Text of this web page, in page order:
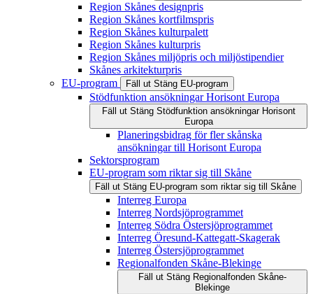
Region Skånes designpris
Region Skånes kortfilmspris
Region Skånes kulturpalett
Region Skånes kulturpris
Region Skånes miljöpris och miljöstipendier
Skånes arkitekturpris
EU-program
Fäll ut Stäng EU-program
Stödfunktion ansökningar Horisont Europa
Fäll ut Stäng Stödfunktion ansökningar Horisont
Europa
Planeringsbidrag för fler skånska
ansökningar till Horisont Europa
Sektorsprogram
EU-program som riktar sig till Skåne
Fäll ut Stäng EU-program som riktar sig till Skåne
Interreg Europa
Interreg Nordsjöprogrammet
Interreg Södra Östersjöprogrammet
Interreg Öresund-Kattegatt-Skagerak
Interreg Östersjöprogrammet
Regionalfonden Skåne-Blekinge
Fäll ut Stäng Regionalfonden Skåne-
Blekinge